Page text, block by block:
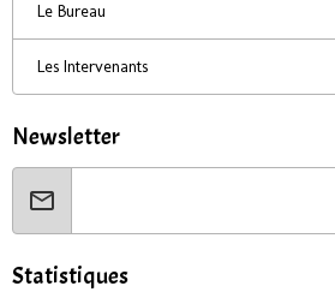
Le Bureau
Les Intervenants
Newsletter
Statistiques